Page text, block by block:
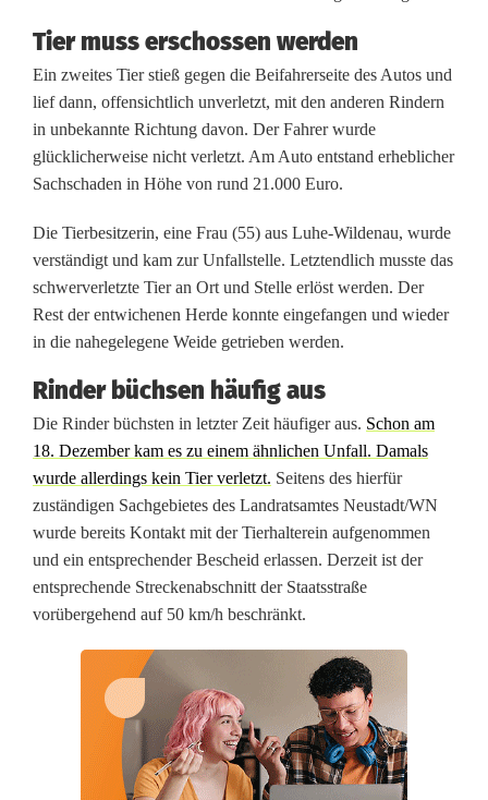
r
d
e
:
1
.
0
0
0
E
u
r
o
S
Tier muss erschossen werden
Ein zweites Tier stieß gegen die Beifahrerseite des Autos und
lief dann, offensichtlich unverletzt, mit den anderen Rindern
in unbekannte Richtung davon. Der Fahrer wurde
glücklicherweise nicht verletzt. Am Auto entstand erheblicher
Sachschaden in Höhe von rund 21.000 Euro.
Die Tierbesitzerin, eine Frau (55) aus Luhe-Wildenau, wurde
verständigt und kam zur Unfallstelle. Letztendlich musste das
schwerverletzte Tier an Ort und Stelle erlöst werden. Der
Rest der entwichenen Herde konnte eingefangen und wieder
in die nahegelegene Weide getrieben werden.
Rinder büchsen häufig aus
Die Rinder büchsten in letzter Zeit häufiger aus. Schon am
18. Dezember kam es zu einem ähnlichen Unfall. Damals
wurde allerdings kein Tier verletzt. Seitens des hierfür
zuständigen Sachgebietes des Landratsamtes Neustadt/WN
wurde bereits Kontakt mit der Tierhalterein aufgenommen
und ein entsprechender Bescheid erlassen. Derzeit ist der
entsprechende Streckenabschnitt der Staatsstraße
vorübergehend auf 50 km/h beschränkt.